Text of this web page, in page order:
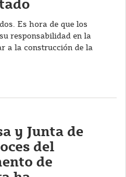
Es hora de que los
responsabilidad en la
a la construcción de la
y Junta de
del
de